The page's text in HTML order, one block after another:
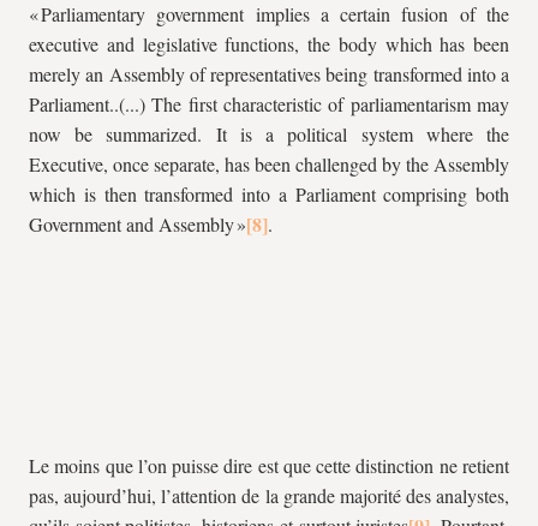
« Parliamentary government implies a certain fusion of the
executive and legislative functions, the body which has been
merely an Assembly of representatives being transformed into a
Parliament..(...) The first characteristic of parliamentarism may
now be summarized. It is a political system where the
Executive, once separate, has been challenged by the Assembly
which is then transformed into a Parliament comprising both
Government and Assembly »
.
Le moins que l’on puisse dire est que cette distinction ne retient
pas, aujourd’hui, l’attention de la grande majorité des analystes,